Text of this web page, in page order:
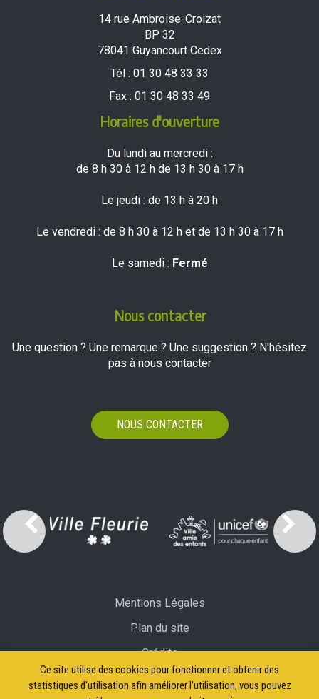
Ce site utilise des cookies pour fonctionner et obtenir des
statistiques d'utilisation afin améliorer l'utilisation, vous pouvez
14 rue Ambroise-Croizat
BP 32
78041 Guyancourt Cedex
Tél : 01 30 48 33 33
Fax : 01 30 48 33 49
Horaires d'ouverture
Du lundi au mercredi :
de 8 h 30 à 12 h de 13 h 30 à 17 h
Le jeudi : de 13 h à 20 h
Le vendredi : de 8 h 30 à 12 h et de 13 h 30 à 17 h
Le samedi : Fermé
Nous contacter
Une question ? Une remarque ? Une suggestion ? N'hésitez
pas à nous contacter
NOUS CONTACTER
Mentions Légales
Plan du site
Crédits
Accessibilité: partiellement conforme